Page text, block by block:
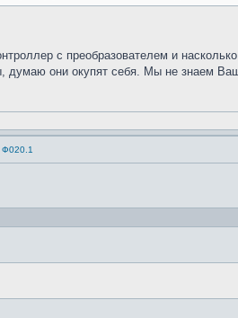
с преобразователем и
думаю они окупят себя. Мы не знаем
Ф020.1